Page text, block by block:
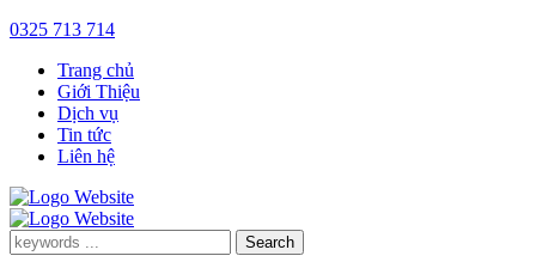
0325 713 714
Trang chủ
Giới Thiệu
Dịch vụ
Tin tức
Liên hệ